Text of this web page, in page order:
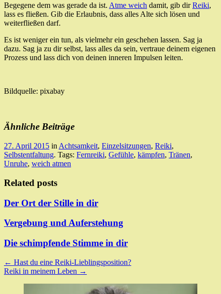
Begegene dem was gerade da ist. Atme weich damit, gib dirReiki,
lass es fließen. Gib die Erlaubnis, dass alles Alte sich lösen und
weiterfließen darf.
Es ist weniger ein tun, als vielmehr ein geschehen lassen. Sag ja
dazu. Sag ja zu dir selbst, lass alles da sein, vertraue deinem eigenen
Prozess und lass dich von deinen inneren Impulsen leiten.
Bildquelle: pixabay
Ähnliche Beiträge
27. April 2015 in Achtsamkeit, Einzelsitzungen, Reiki,
Selbstentfaltung. Tags: Fernreiki, Gefühle, kämpfen, Tränen,
Unruhe, weich atmen
Related posts
Der Ort der Stille in dir
Vergebung und Auferstehung
Die schimpfende Stimme in dir
Post
navigation
← Hast du eine Reiki-Lieblingsposition?
Reiki in meinem Leben →